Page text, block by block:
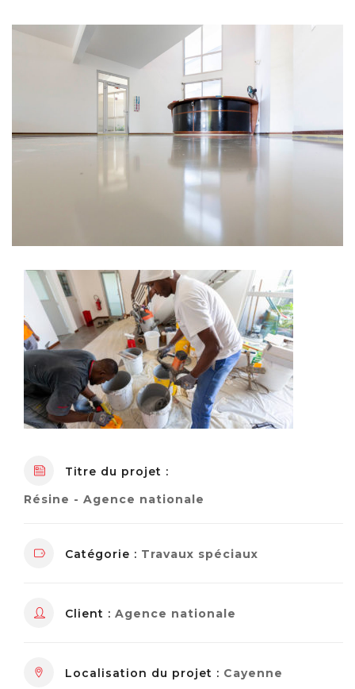
Navigation
l’article
Titre du projet :
Résine - Agence nationale
Catégorie : Travaux spéciaux
Client : Agence nationale
Localisation du projet : Cayenne